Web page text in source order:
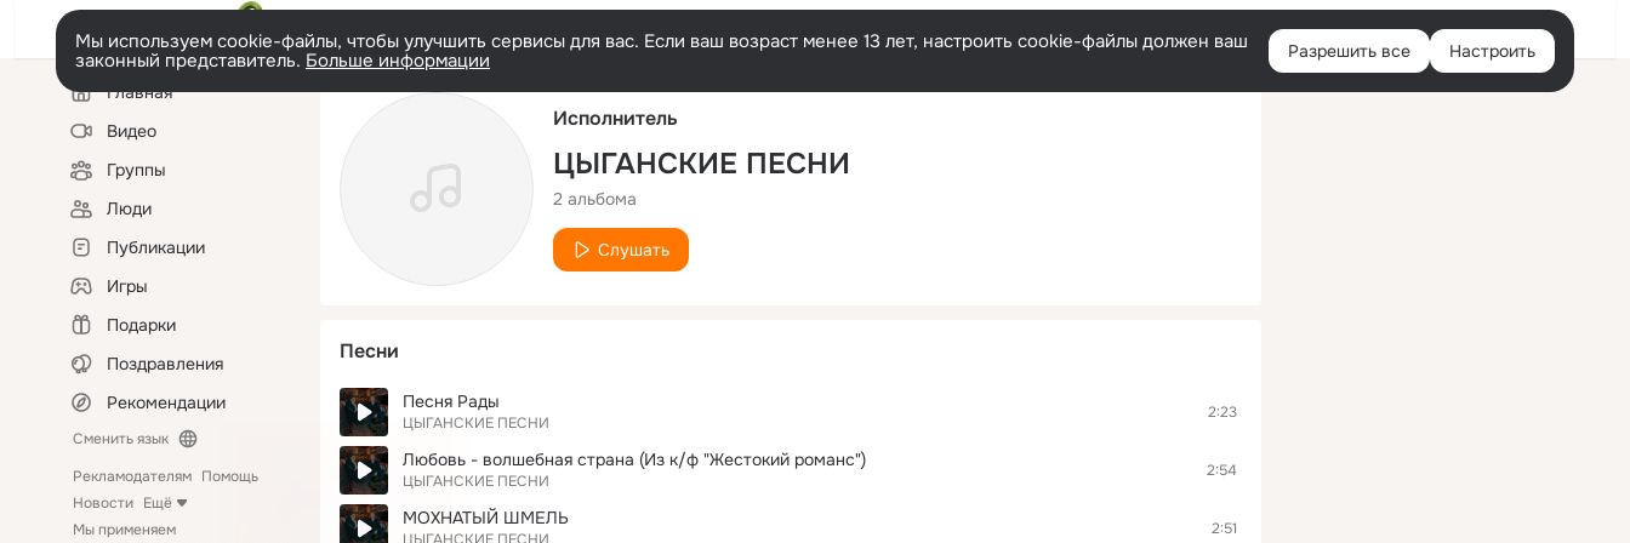
Русский Войти
Мы используем cookie-файлы, чтобы улучшить сервисы для вас. Если ваш возраст менее 13 лет, настроить cookie-файлы должен ваш
законный представитель. Больше информации Разрешить все Настроить
Левая
колонкаГлавная
Видео
Группы
Люди
Публикации
Игры
Подарки
Поздравления
Рекомендации
Сменить язык
Рекламодателям Помощь
Новости Ещё
Мы применяем
Исполнитель
ЦЫГАНСКИЕ ПЕСНИ
2 альбома
Слушать
Песни
Песня Рады
ЦЫГАНСКИЕ ПЕСНИ
2:23
Любовь - волшебная страна (Из к/ф "Жестокий романс")
ЦЫГАНСКИЕ ПЕСНИ
2:54
МОХНАТЫЙ ШМЕЛЬ 2:51